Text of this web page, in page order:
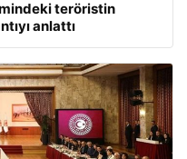
teröristin
anlattı